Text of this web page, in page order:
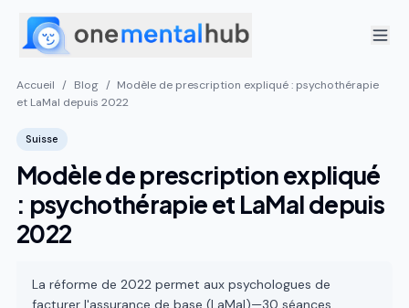
Accueil / Blog / Modèle de prescription expliqué : psychothérapie
et LaMal depuis 2022
Suisse
Modèle de prescription expliqué
: psychothérapie et LaMal depuis
2022
La réforme de 2022 permet aux psychologues de
facturer l'assurance de base (LaMal)—30 séances,